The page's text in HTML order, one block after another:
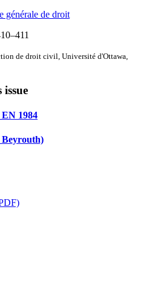
générale de droit
de droit civil, Université d'Ottawa,
1984